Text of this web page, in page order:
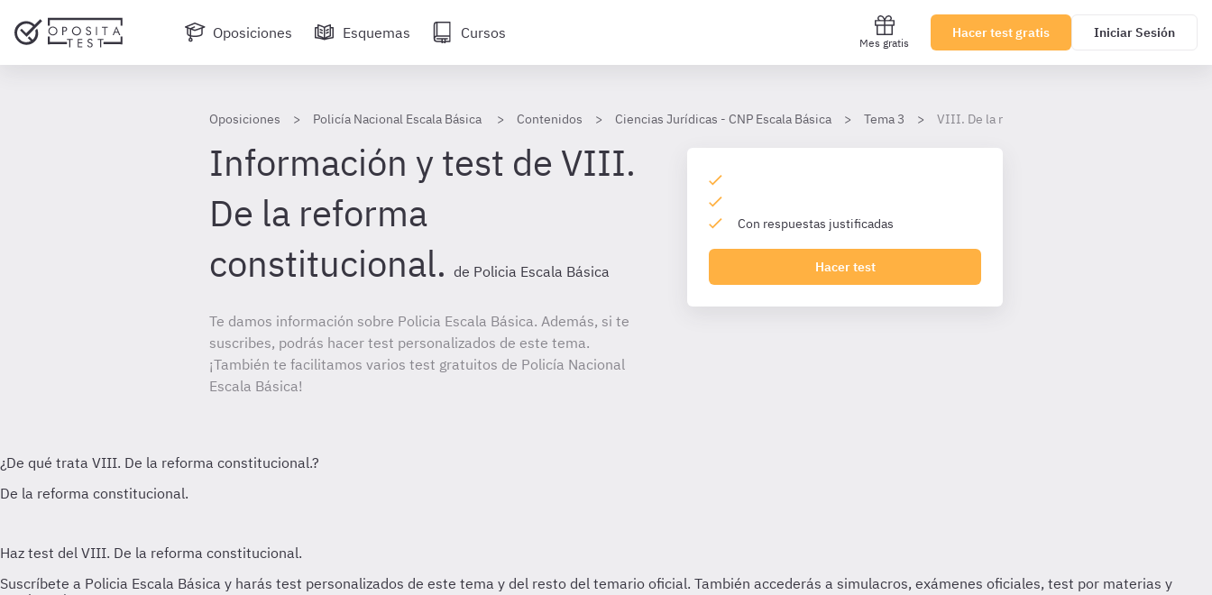
Oposiciones Esquemas Cursos
Mes gratis
Hacer test gratis Iniciar Sesión
Oposiciones Policía Nacional Escala Básica Contenidos Ciencias Jurídicas - CNP Escala Básica Tema 3 VIII. De la reforma constitucional.
Información y test de VIII.
De la reforma
constitucional. de Policia Escala Básica
Te damos información sobre Policia Escala Básica. Además, si te
suscribes, podrás hacer test personalizados de este tema.
¡También te facilitamos varios test gratuitos de Policía Nacional
Escala Básica!
Con respuestas justificadas
Hacer test